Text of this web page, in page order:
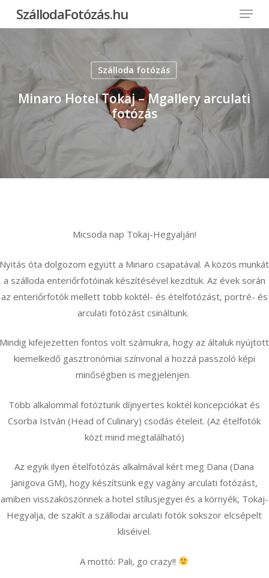
SzállodaFotózás.hu Menu
Szálloda fotózás
Minaro Hotel Tokaj – Mgallery arculati
fotózás
Micsoda nap Tokaj-Hegyalján!
Nyitás óta dolgozom együtt a Minaro csapatával. A közös munkát
a szálloda enteriőrfotóinak készítésével kezdtük. Az évek során
az enteriőrfotók mellett több koktél- és ételfotózást, portré- és
arculati fotózást csináltunk.
Mindig kifejezetten fontos volt számukra, hogy az általuk nyújtott
kiemelkedő gasztronómiai színvonal a hozzá passzoló képi
minőségben is megjelenjen.
Több alkalommal fotóztunk díjnyertes koktél koncepciókat és
Csorba István (Head of Culinary) csodás ételeit. (Az ételfotók
közt mind megtalálható)
Az egyik ilyen ételfotózás alkalmával kért meg Dana (Dana
Janigova GM), hogy készítsünk egy vagány arculati fotózást,
amiben visszaköszönnek a hotel stílusjegyei és a környék, Tokaj-
Hegyalja, de szakít a szállodai arculati fotók sokszor elcsépelt
kliséivel.
A mottó: Pali, go crazy!!
Menu